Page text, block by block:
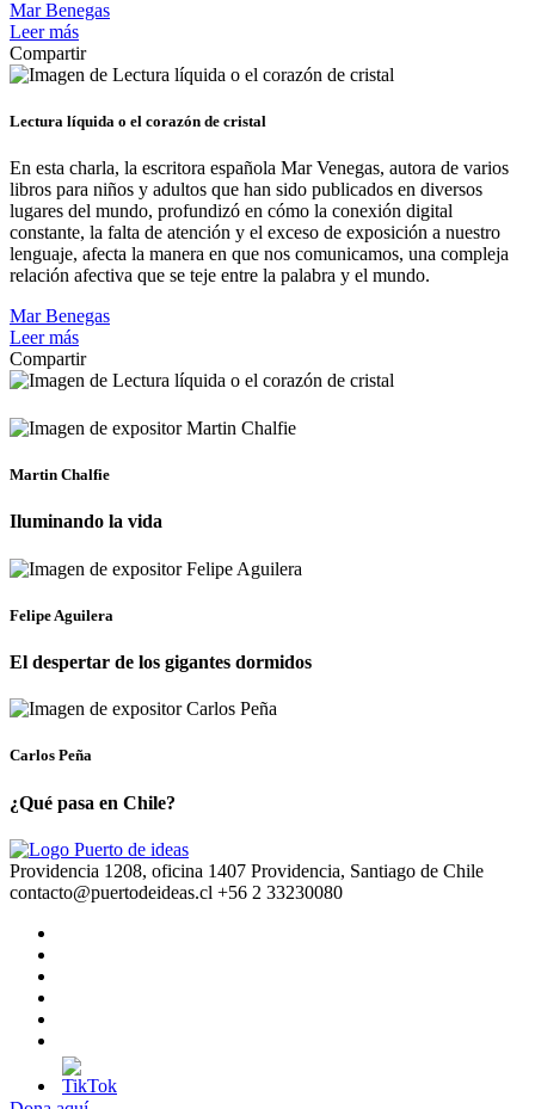
Mar Benegas
Leer más
Compartir
Lectura líquida o el corazón de cristal
En esta charla, la escritora española Mar Venegas, autora de varios
libros para niños y adultos que han sido publicados en diversos
lugares del mundo, profundizó en cómo la conexión digital
constante, la falta de atención y el exceso de exposición a nuestro
lenguaje, afecta la manera en que nos comunicamos, una compleja
relación afectiva que se teje entre la palabra y el mundo.
Mar Benegas
Leer más
Compartir
Martin Chalfie
Iluminando la vida
Felipe Aguilera
El despertar de los gigantes dormidos
Carlos Peña
¿Qué pasa en Chile?
Providencia 1208, oficina 1407 Providencia, Santiago de Chile
contacto@puertodeideas.cl +56 2 33230080